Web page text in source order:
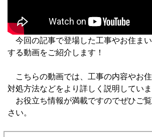
今回の記事で登場した工事やお住ま
する動画をご紹介します！
こちらの動画では、工事の内容やお
対処方法などをより詳しく説明していま
お役立ち情報が満載ですのでぜひご
さい。